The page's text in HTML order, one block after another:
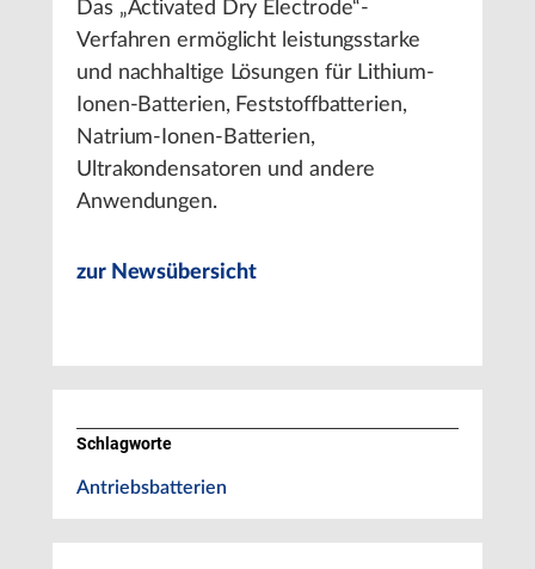
Das „Activated Dry Electrode“-
Verfahren ermöglicht leistungsstarke
und nachhaltige Lösungen für Lithium-
Ionen-Batterien, Feststoffbatterien,
Natrium-Ionen-Batterien,
Ultrakondensatoren und andere
Anwendungen.
zur Newsübersicht
Schlagworte
Antriebsbatterien